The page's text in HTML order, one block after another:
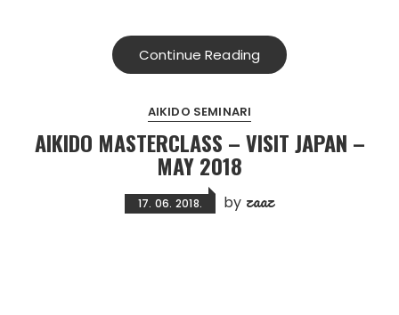
Continue Reading
AIKIDO SEMINARI
AIKIDO MASTERCLASS – VISIT JAPAN –
MAY 2018
17. 06. 2018. by zaaz